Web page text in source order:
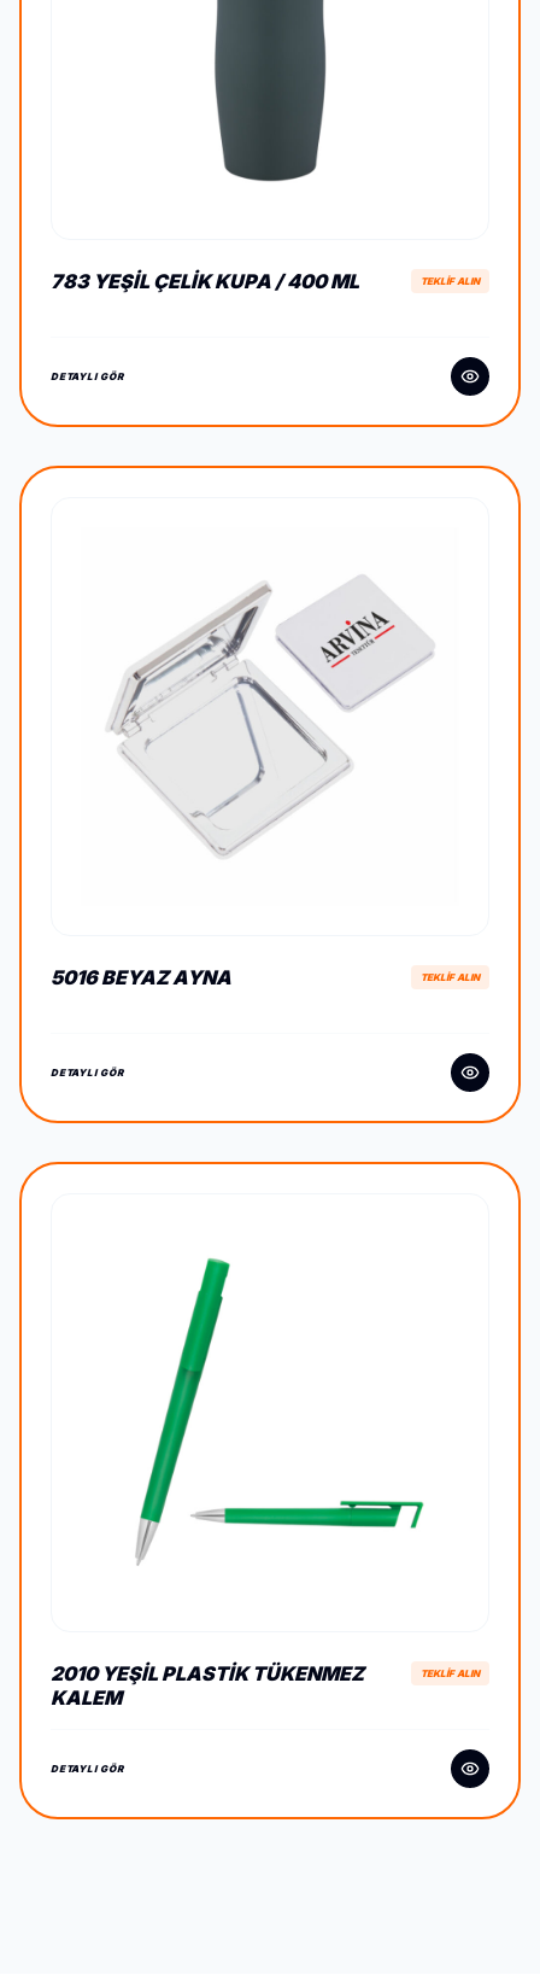
783 YEŞIL ÇELIK KUPA / 400 ML TEKLİF ALIN
DETAYLI GÖR
5016 BEYAZ AYNA TEKLİF ALIN
DETAYLI GÖR
2010 YEŞIL PLASTIK TÜKENMEZ
KALEM
TEKLİF ALIN
DETAYLI GÖR